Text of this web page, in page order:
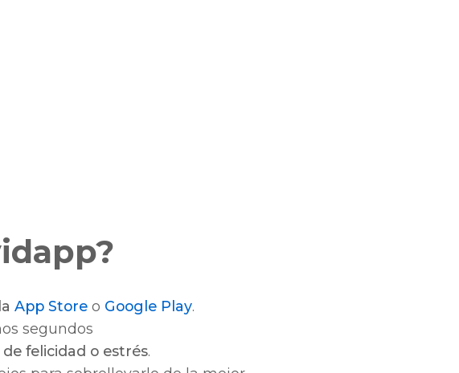
la App Store o Google Play.
segundos
felicidad o estrés.